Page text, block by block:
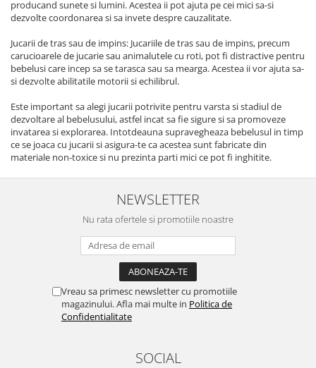
producand sunete si lumini. Acestea ii pot ajuta pe cei mici sa-si
dezvolte coordonarea si sa invete despre cauzalitate.
Jucarii de tras sau de impins: Jucariile de tras sau de impins, precum
carucioarele de jucarie sau animalutele cu roti, pot fi distractive pentru
bebelusi care incep sa se tarasca sau sa mearga. Acestea ii vor ajuta sa-
si dezvolte abilitatile motorii si echilibrul.
Este important sa alegi jucarii potrivite pentru varsta si stadiul de
dezvoltare al bebelusului, astfel incat sa fie sigure si sa promoveze
invatarea si explorarea. Intotdeauna supravegheaza bebelusul in timp
ce se joaca cu jucarii si asigura-te ca acestea sunt fabricate din
materiale non-toxice si nu prezinta parti mici ce pot fi inghitite.
NEWSLETTER
Nu rata ofertele si promotiile noastre
Vreau sa primesc newsletter cu promotiile
magazinului. Afla mai multe in Politica de
Confidentialitate
SOCIAL